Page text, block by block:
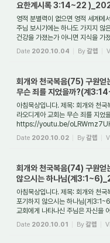
요한계시록 3:14~22
영적 분별력이 없으면 영적 세계에
주님 보시기에는 하나도 가지지 않
건강을 가졌는가 아니면 지식을 가
Date 2020.10.04 By갈렙
회개와 천국복음(75) 구원얻
무슨 죄를 지었을까?(계
아침묵상입니다. 제목: 회개와 천
라오디게아 교회는 무슨 죄를
https://youtu.be/
라디오디게아 교회는 A.D.95년경
Date 2020.10.02 By갈렙
회개와 천국복음(74) 구원얻
않으시는 하나님(계
아침묵상입니다. 제목: 회개와 천
포기하지 않으시는 하나님(계
교회에게 나타나신 주님은 자신을
사데교회에...
Date 2020.10.01 By갈렙